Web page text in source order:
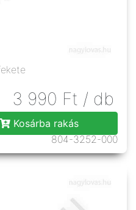
3 990 Ft / db
Kosárba rakás
804-3252-000